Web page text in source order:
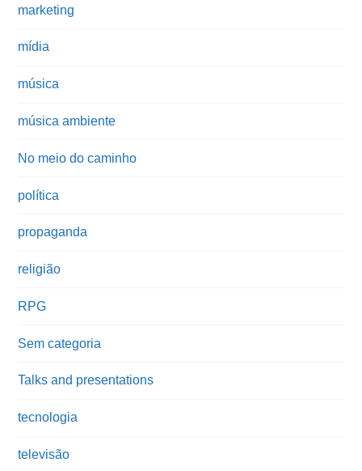
marketing
mídia
música
música ambiente
No meio do caminho
política
propaganda
religião
RPG
Sem categoria
Talks and presentations
tecnologia
televisão